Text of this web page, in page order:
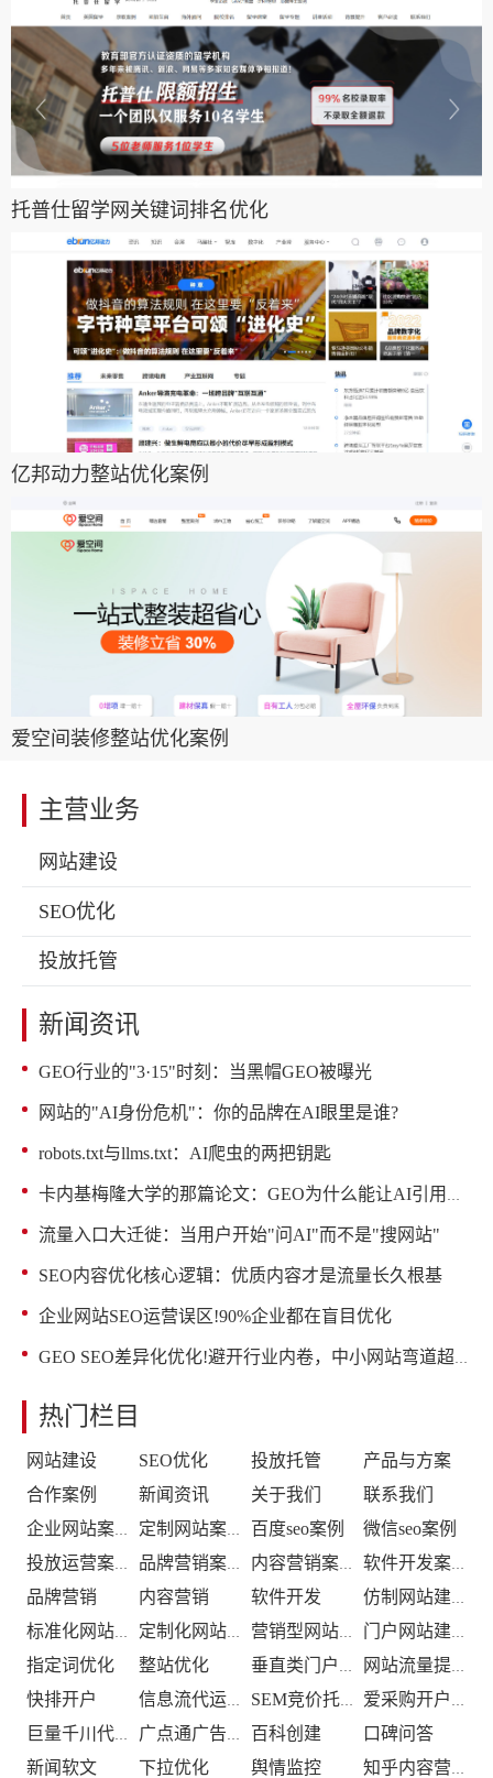
托普仕留学网关键词排名优化
亿邦动力整站优化案例
爱空间装修整站优化案例
主营业务
网站建设
SEO优化
投放托管
新闻资讯
GEO行业的"3·15"时刻：当黑帽GEO被曝光
网站的"AI身份危机"：你的品牌在AI眼里是谁?
robots.txt与llms.txt：AI爬虫的两把钥匙
卡内基梅隆大学的那篇论文：GEO为什么能让AI引用率提升40%
流量入口大迁徙：当用户开始"问AI"而不是"搜网站"
SEO内容优化核心逻辑：优质内容才是流量长久根基
企业网站SEO运营误区!90%企业都在盲目优化
GEO SEO差异化优化!避开行业内卷，中小网站弯道超车
热门栏目
网站建设 SEO优化 投放托管
产品与方案
合作案例
新闻资讯 关于我们 联系我们
企业网站案例 定制网站案例 百度seo案例 微信seo案例
投放运营案例 品牌营销案例 内容营销案例 软件开发案例
品牌营销 内容营销 软件开发 仿制网站建设
标准化网站建设 定制化网站建设 营销型网站建设 门户网站建设
指定词优化 整站优化 垂直类门户优化 网站流量提升
快排开户 信息流代运营 SEM竞价托管 爱采购开户推广
巨量千川代运营 广点通广告投放 百科创建
口碑问答
新闻软文
下拉优化 舆情监控 知乎内容营销